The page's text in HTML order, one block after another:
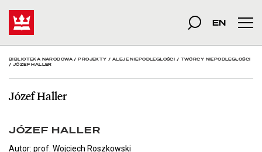
Józef Haller - Biblioteka
szukana fraza
Szukaj
EN
BIBLIOTEKA NARODOWA/PROJEKTY / ALEJE NIEPODLEGŁOŚCI / TWÓRCY NIEPODLEGŁOŚCI
/ JÓZEF HALLER
Józef Haller
JÓZEF HALLER
Autor: prof. Wojciech Roszkowski